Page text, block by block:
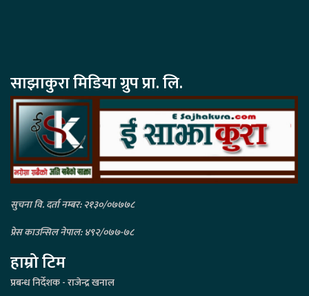
साझाकुरा मिडिया ग्रुप प्रा. लि.
सुचना वि. दर्ता नम्बर: २१३०/०७७७८
प्रेस काउन्सिल नेपाल: ४९२/०७७-७८
हाम्रो टिम
प्रबन्ध निर्देशक - राजेन्द्र खनाल